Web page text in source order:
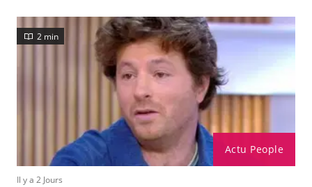
Actu People
2 min
Il y a 2 Jours